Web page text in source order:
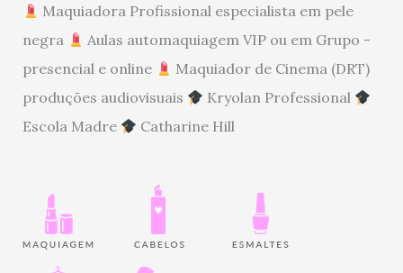
Maquiadora Profissional especialista em pele
negra
Aulas automaquiagem VIP ou em Grupo -
presencial e online
Maquiador de Cinema (DRT)
produções audiovisuais
Kryolan Professional
Escola Madre
Catharine Hill